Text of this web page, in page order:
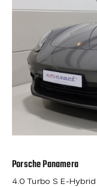
Porsche Panamera
4.0 Turbo S E-